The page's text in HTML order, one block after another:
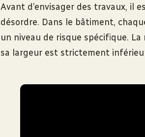
Avant d’envisager des travaux, il
désordre. Dans le bâtiment,
un niveau de risque spécifique.
sa largeur est strictement